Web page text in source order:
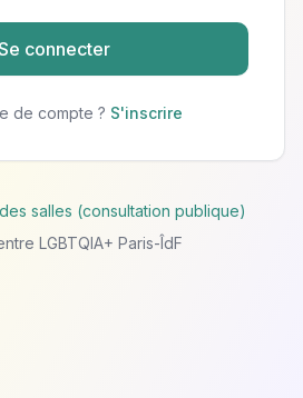
connecter
de compte ? S'inscrire
salles (consultation publique)
LGBTQIA+ Paris-ÎdF